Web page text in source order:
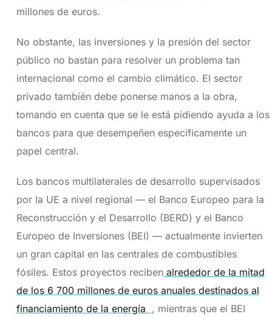
millones de euros.
No obstante, las inversiones y la presión del sector
público no bastan para resolver un problema tan
internacional como el cambio climático. El sector
privado también debe ponerse manos a la obra,
tomando en cuenta que se le está pidiendo ayuda a los
bancos para que desempeñen específicamente un
papel central.
Los bancos multilaterales de desarrollo supervisados
por la UE a nivel regional — el Banco Europeo para la
Reconstrucción y el Desarrollo (BERD) y el Banco
Europeo de Inversiones (BEI) — actualmente invierten
un gran capital en las centrales de combustibles
fósiles. Estos proyectos recibenalrededor de la mitad
de los 6 700 millones de euros anuales destinados al
financiamiento de la energía , mientras que el BEI